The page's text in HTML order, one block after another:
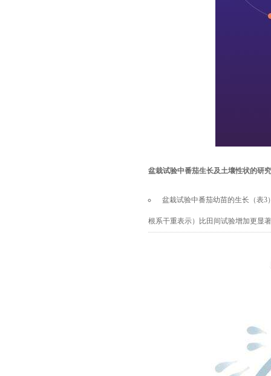
盆栽试验中番茄生长及土壤性状的研究
盆栽试验中番茄幼苗的生长（表3
根系干重表示）比田间试验增加更显